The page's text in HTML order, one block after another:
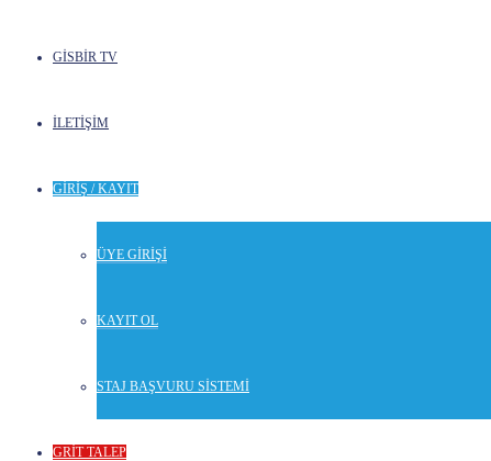
GİSBİR TV
İLETİŞİM
GİRİŞ / KAYIT
ÜYE GİRİŞİ
KAYIT OL
STAJ BAŞVURU SİSTEMİ
GRİT TALEP